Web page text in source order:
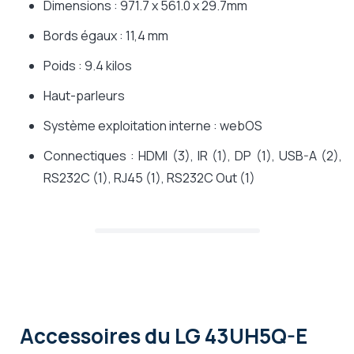
Dimensions : 971.7 x 561.0 x 29.7mm
Bords égaux : 11,4 mm
Poids : 9.4 kilos
Haut-parleurs
Système exploitation interne : webOS
Connectiques : HDMI (3), IR (1), DP (1), USB-A (2),
RS232C (1), RJ45 (1), RS232C Out (1)
Accessoiresdu LG 43UH5Q-E